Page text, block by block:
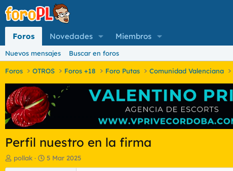
Foros Novedades Miembros
Nuevos mensajes Buscar en foros
Foros OTROS Foros +18 Foro Putas Comunidad Valenciana
Perfil nuestro en la firma
I
n
pollak
F
e
5 Mar 2025